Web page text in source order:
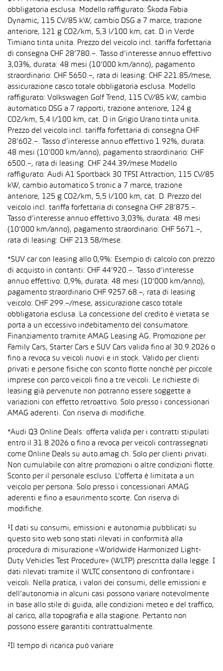
obbligatoria esclusa. Modello raffigurato: Škoda Fabia
Dynamic, 115 CV/85 kW, cambio DSG a 7 marce, trazione
anteriore, 121 g CO2/km, 5,3 l/100 km, cat. D in Verde
Timiano tinta unita. Prezzo del veicolo incl. tariffa forfettaria
di consegna CHF 28’780.–. Tasso d’interesse annuo effettivo
3,03%, durata: 48 mesi (10’000 km/anno), pagamento
straordinario: CHF 5650.–, rata di leasing: CHF 221.85/mese,
assicurazione casco totale obbligatoria esclusa. Modello
raffigurato: Volkswagen Golf Trend, 115 CV/85 kW, cambio
automatico DSG a 7 rapporti, trazione anteriore, 124 g
CO2/km, 5,4 l/100 km, cat. D in Grigio Urano tinta unita.
Prezzo del veicolo incl. tariffa forfettaria di consegna CHF
28’602.–. Tasso d’interesse annuo effettivo 1.92%, durata:
48 mesi (10’000 km/anno), pagamento straordinario: CHF
6500.–, rata di leasing: CHF 244.39/mese Modello
raffigurato: Audi A1 Sportback 30 TFSI Attraction, 115 CV/85
kW, cambio automatico S tronic a 7 marce, trazione
anteriore, 125 g CO2/km, 5,5 l/100 km, cat. D. Prezzo del
veicolo incl. tariffa forfettaria di consegna CHF 28’875.–.
Tasso d’interesse annuo effettivo 3,03%, durata: 48 mesi
(10’000 km/anno), pagamento straordinario: CHF 5671.–,
rata di leasing: CHF 213.58/mese.
*SUV car con leasing allo 0,9%: Esempio di calcolo con prezzo
di acquisto in contanti: CHF 44’920.–. Tasso d’interesse
annuo effettivo: 0,9%, durata: 48 mesi (10’000 km/anno),
pagamento straordinario CHF 9257.68.–, rata di leasing
veicolo: CHF 299.–/mese, assicurazione casco totale
obbligatoria esclusa. La concessione del credito è vietata se
porta a un eccessivo indebitamento del consumatore.
Finanziamento tramite AMAG Leasing AG. Promozione per
Family Cars, Starter Cars e SUV Cars valida fino al 30.9.2026 o
fino a revoca su veicoli nuovi e in stock. Valido per clienti
privati e persone fisiche con sconto flotte nonché per piccole
imprese con parco veicoli fino a tre veicoli. Le richieste di
leasing già pervenute non potranno essere soggette a
variazioni con effetto retroattivo. Solo presso i concessionari
AMAG aderenti. Con riserva di modifiche.
*Audi Q3 Online Deals: offerta valida per i contratti stipulati
entro il 31.8.2026 o fino a revoca per veicoli contrassegnati
come Online Deals su auto.amag.ch. Solo per clienti privati.
Non cumulabile con altre promozioni o altre condizioni flotte.
Sconto per il personale escluso. L’offerta è limitata a un
veicolo per persona. Solo presso i concessionari AMAG
aderenti e fino a esaurimento scorte. Con riserva di
modifiche.
¹I dati su consumi, emissioni e autonomia pubblicati su
questo sito web sono stati rilevati in conformità alla
procedura di misurazione «Worldwide Harmonized Light-
Duty Vehicles Test Procedure» (WLTP) prescritta dalla legge. I
dati rilevati tramite il WLTC consentono di confrontare i
veicoli. Nella pratica, i valori dei consumi, delle emissioni e
dell’autonomia in alcuni casi possono variare notevolmente
in base allo stile di guida, alle condizioni meteo e del traffico,
al carico, alla topografia e alla stagione. Pertanto non
possono essere garantiti contrattualmente.
²Il tempo di ricarica può variare